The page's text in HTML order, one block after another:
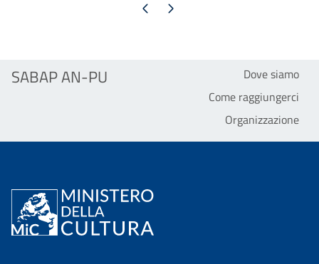
Pagina precedente
Pagina successiva
SABAP AN-PU
Dove siamo
Come raggiungerci
Organizzazione